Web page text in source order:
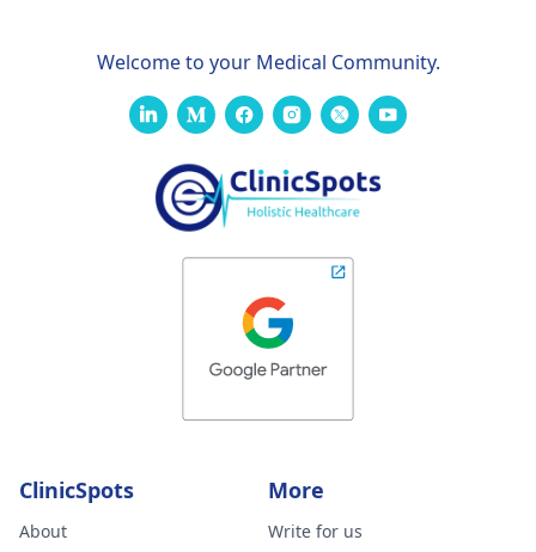
Welcome to your Medical Community.
ClinicSpots
About
More
Write for us